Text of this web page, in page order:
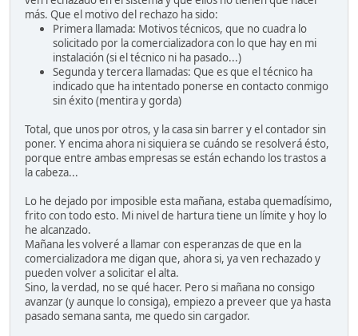
más. Que el motivo del rechazo ha sido:
Primera llamada: Motivos técnicos, que no cuadra lo
solicitado por la comercializadora con lo que hay en mi
instalación (si el técnico ni ha pasado...)
Segunda y tercera llamadas: Que es que el técnico ha
indicado que ha intentado ponerse en contacto conmigo
sin éxito (mentira y gorda)
Total, que unos por otros, y la casa sin barrer y el contador sin
poner. Y encima ahora ni siquiera se cuándo se resolverá ésto,
porque entre ambas empresas se están echando los trastos a
la cabeza...
Lo he dejado por imposible esta mañana, estaba quemadísimo,
frito con todo esto. Mi nivel de hartura tiene un límite y hoy lo
he alcanzado.
Mañana les volveré a llamar con esperanzas de que en la
comercializadora me digan que, ahora si, ya ven rechazado y
pueden volver a solicitar el alta.
Sino, la verdad, no se qué hacer. Pero si mañana no consigo
avanzar (y aunque lo consiga), empiezo a preveer que ya hasta
pasado semana santa, me quedo sin cargador.